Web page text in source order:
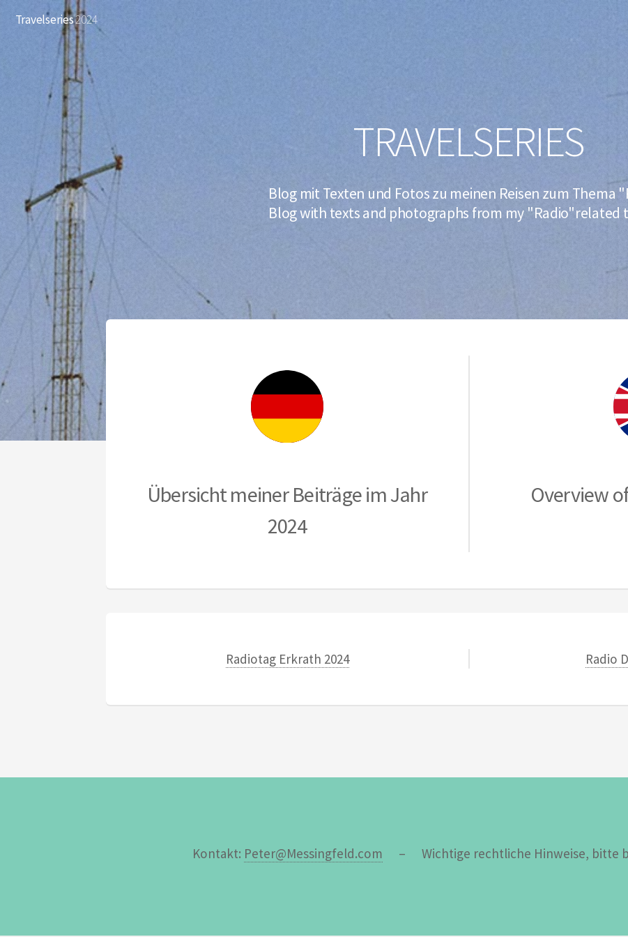
Travelseries2024
TRAVELSERIES
Blog mit Texten und Fotos zu meinen Reisen zum Thema
Blog with texts and photographs from my "Radio"related
Übersicht meiner Beiträge im Jahr
2024
Overview
Radiotag Erkrath 2024 Radio
Kontakt: Peter@Messingfeld.com – Wichtige rechtliche Hinweise, bitte